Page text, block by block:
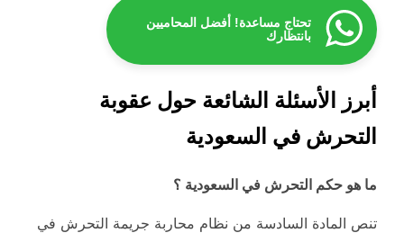
تحتاج مساعدة! أفضل المحاميين
بانتظارك
أبرز الأسئلة الشائعة حول عقوبة
التحرش في السعودية
ما هو حكم التحرش في السعودية ؟
تنص المادة السادسة من نظام محاربة جريمة التحرش في